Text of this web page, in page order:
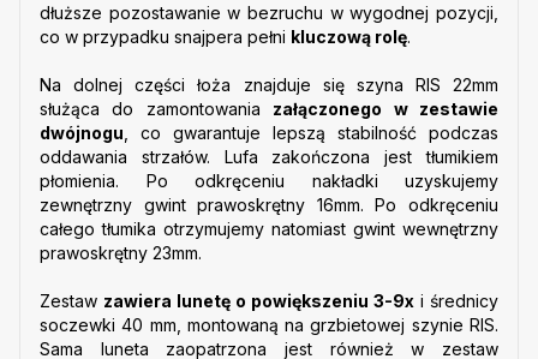
dłuższe pozostawanie w bezruchu w wygodnej pozycji,
co w przypadku snajpera pełni kluczową rolę.
Na dolnej części łoża znajduje się szyna RIS 22mm
służąca do zamontowania załączonego w zestawie
dwójnogu , co gwarantuje lepszą stabilność podczas
oddawania strzałów. Lufa zakończona jest tłumikiem
płomienia. Po odkręceniu nakładki uzyskujemy
zewnętrzny gwint prawoskrętny 16mm. Po odkręceniu
całego tłumika otrzymujemy natomiast gwint wewnętrzny
prawoskrętny 23mm.
Zestaw zawiera lunetę o powiększeniu 3-9x i średnicy
soczewki 40 mm, montowaną na grzbietowej szynie RIS.
Sama luneta zaopatrzona jest również w zestaw